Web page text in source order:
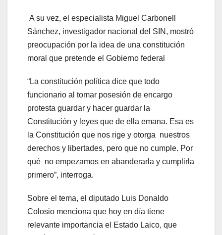
A su vez, el especialista Miguel Carbonell
Sánchez, investigador nacional del SIN, mostró
preocupación por la idea de una constitución
moral que pretende el Gobierno federal
“La constitución política dice que todo
funcionario al tomar posesión de encargo
protesta guardar y hacer guardar la
Constitución y leyes que de ella emana. Esa es
la Constitución que nos rige y otorga nuestros
derechos y libertades, pero que no cumple. Por
qué no empezamos en abanderarla y cumplirla
primero”, interroga.
Sobre el tema, el diputado Luis Donaldo
Colosio menciona que hoy en día tiene
relevante importancia el Estado Laico, que